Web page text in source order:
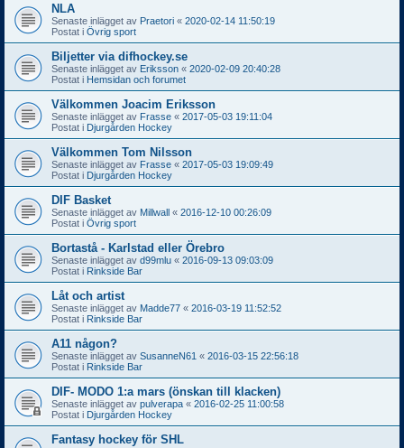
NLA
Senaste inlägget av Praetori « 2020-02-14 11:50:19
Postat i Övrig sport
Biljetter via difhockey.se
Senaste inlägget av Eriksson « 2020-02-09 20:40:28
Postat i Hemsidan och forumet
Välkommen Joacim Eriksson
Senaste inlägget av Frasse « 2017-05-03 19:11:04
Postat i Djurgården Hockey
Välkommen Tom Nilsson
Senaste inlägget av Frasse « 2017-05-03 19:09:49
Postat i Djurgården Hockey
DIF Basket
Senaste inlägget av Millwall « 2016-12-10 00:26:09
Postat i Övrig sport
Bortastå - Karlstad eller Örebro
Senaste inlägget av d99mlu « 2016-09-13 09:03:09
Postat i Rinkside Bar
Låt och artist
Senaste inlägget av Madde77 « 2016-03-19 11:52:52
Postat i Rinkside Bar
A11 någon?
Senaste inlägget av SusanneN61 « 2016-03-15 22:56:18
Postat i Rinkside Bar
DIF- MODO 1:a mars (önskan till klacken)
Senaste inlägget av pulverapa « 2016-02-25 11:00:58
Postat i Djurgården Hockey
Fantasy hockey för SHL